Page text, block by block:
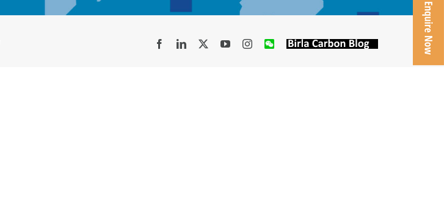
FacebookLinkedIn YouTubeInstagram
WeChatBirla